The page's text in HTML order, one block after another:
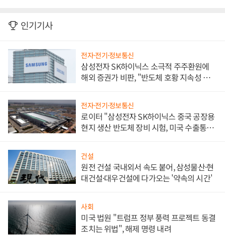
인기기사
전자·전기·정보통신
삼성전자 SK하이닉스 소극적 주주환원에
해외 증권가 비판, "반도체 호황 지속성 의
전자·전기·정보통신
로이터 "삼성전자 SK하이닉스 중국 공장용
현지 생산 반도체 장비 시험, 미국 수출통제
건설
원전 건설 국내외서 속도 붙어, 삼성물산·현
대건설·대우건설에 다가오는 '약속의 시간'
사회
미국 법원 "트럼프 정부 풍력 프로젝트 동결
조치는 위법", 해제 명령 내려